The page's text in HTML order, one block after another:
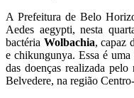
A Prefeitura de Belo
Aedes aegypti, nesta
bactéria Wolbachia, capaz
e chikungunya. Essa é uma
das doenças realizada
Belvedere, na região